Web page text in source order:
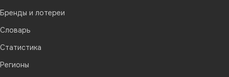
Бренды и лотереи
Словарь
Статистика
Регионы